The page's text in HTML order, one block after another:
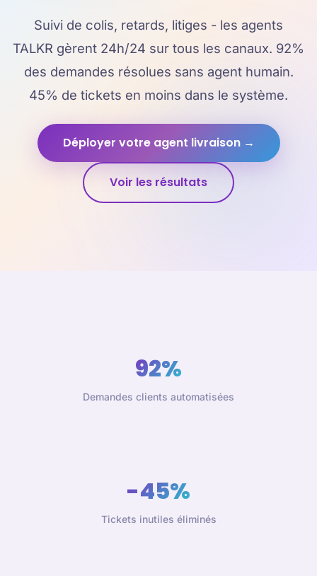
Suivi de colis, retards, litiges - les agents
TALKR gèrent 24h/24 sur tous les canaux. 92%
des demandes résolues sans agent humain.
45% de tickets en moins dans le système.
Déployer votre agent livraison →
Voir les résultats
92%
Demandes clients automatisées
-45%
Tickets inutiles éliminés